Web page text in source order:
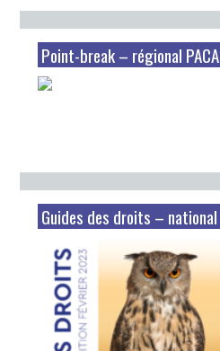
Point-break – régional PACA
Guides des droits – national